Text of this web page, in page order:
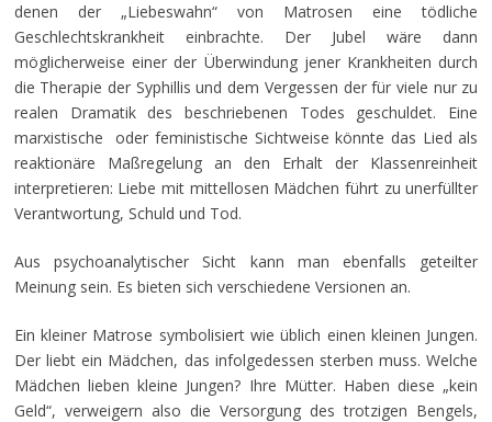
denen der „Liebeswahn“ von Matrosen eine tödliche
Geschlechtskrankheit einbrachte. Der Jubel wäre dann
möglicherweise einer der Überwindung jener Krankheiten durch
die Therapie der Syphillis und dem Vergessen der für viele nur zu
realen Dramatik des beschriebenen Todes geschuldet. Eine
marxistische oder feministische Sichtweise könnte das Lied als
reaktionäre Maßregelung an den Erhalt der Klassenreinheit
interpretieren: Liebe mit mittellosen Mädchen führt zu unerfüllter
Verantwortung, Schuld und Tod.
Aus psychoanalytischer Sicht kann man ebenfalls geteilter
Meinung sein. Es bieten sich verschiedene Versionen an.
Ein kleiner Matrose symbolisiert wie üblich einen kleinen Jungen.
Der liebt ein Mädchen, das infolgedessen sterben muss. Welche
Mädchen lieben kleine Jungen? Ihre Mütter. Haben diese „kein
Geld“, verweigern also die Versorgung des trotzigen Bengels,